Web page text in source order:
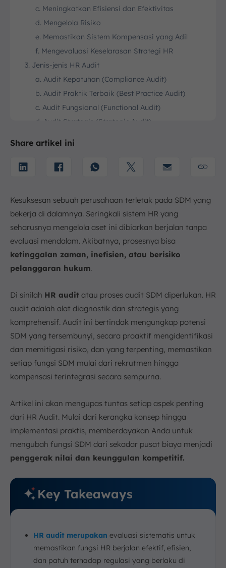
c. Meningkatkan Efisiensi dan Efektivitas
d. Mengelola Risiko
e. Memastikan Sistem Kompensasi yang Adil
f. Mengevaluasi Keselarasan Strategi HR
3. Jenis-jenis HR Audit
a. Audit Kepatuhan (Compliance Audit)
b. Audit Praktik Terbaik (Best Practice Audit)
c. Audit Fungsional (Functional Audit)
d. Audit Strategis (Strategic Audit)
a. Manajemen Karyawan
d. Dokumentasi
5. Tahapan Pelaksanaan HR Audit yang Efektif
a. Perencanaan dan Persiapan
e. Pelaksanaan Perbaikan dan Tindak Lanjut
6. Kapan Sebaiknya Perusahaan Melakukan HR
7. Praktik Terbaik dalam Melakukan HR Audit
a. Libatkan Pemangku Kepentingan yang Tepat
c. Hindari Kesalahan Umum
FAQ:
Share artikel ini
Kesuksesan sebuah perusahaan terletak pada SDM yang
bekerja di dalamnya. Seringkali sistem HR yang
seharusnya mengelola aset ini dibiarkan berjalan tanpa
evaluasi mendalam. Akibatnya, prosesnya bisa
ketinggalan zaman, inefisien, atau berisiko
pelanggaran hukum.
Di sinilah HR audit atau proses audit SDM diperlukan. HR
audit adalah alat diagnostik dan strategis yang
komprehensif. Audit ini bertindak mengungkap potensi
SDM yang tersembunyi, secara proaktif mengidentifikasi
dan memitigasi risiko, dan yang terpenting, memastikan
setiap fungsi SDM mulai dari rekrutmen hingga
kompensasi terintegrasi secara sempurna.
Artikel ini akan mengupas tuntas setiap aspek penting
dari HR Audit. Mulai dari kerangka konsep hingga
implementasi praktis, memberdayakan Anda untuk
mengubah fungsi SDM dari sekadar pusat biaya menjadi
penggerak nilai dan keunggulan kompetitif.
Key Takeaways
HR audit merupakan evaluasi sistematis untuk
memastikan fungsi HR berjalan efektif, efisien,
dan patuh terhadap regulasi yang berlaku di